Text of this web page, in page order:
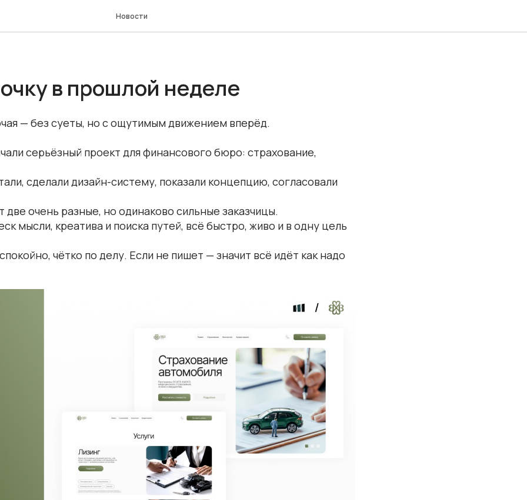
Новости
в прошлой неделе
— без суеты, но с ощутимым движением вперёд.
серьёзный проект для финансового бюро: страхование,
сделали дизайн-систему, показали концепцию, согласовали
две очень разные, но одинаково сильные заказчицы.
мысли, креатива и поиска путей, всё быстро, живо и в одну цель
чётко по делу. Если не пишет — значит всё идёт как надо